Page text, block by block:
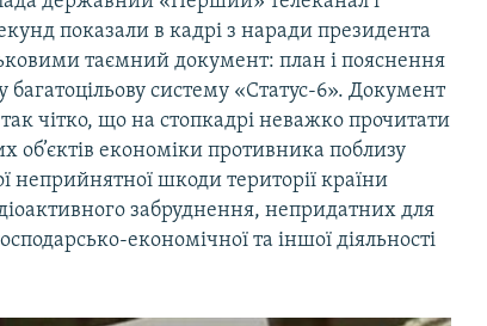
показали в кадрі з наради президента
таємний документ: план і пояснення
багатоцільову систему «Статус-6». Документ
чітко, що на стопкадрі неважко прочитати
економіки противника поблизу
неприйнятної шкоди території країни
забруднення, непридатних для
економічної та іншої діяльності